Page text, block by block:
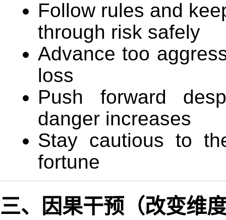
Follow rules and
through risk safely
Advance too
loss
Push forward
danger increases
Stay cautious to
fortune
三、因果干预（改变维